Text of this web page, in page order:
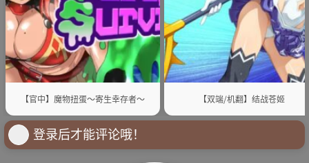
【官中】魔物扭蛋～寄生幸存者～ 【双端/机翻】结战苍姬
登录后才能评论哦！